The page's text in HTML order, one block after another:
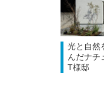
光と自然
んだナチ
T様邸